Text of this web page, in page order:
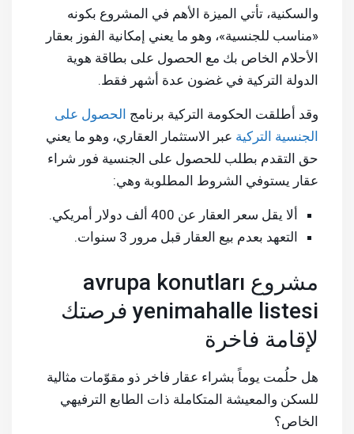
والسكنية، تأتي الميزة الأهم في المشروع بكونه
«مناسب للجنسية»، وهو ما يعني إمكانية الفوز بعقار
الأحلام الخاص بك مع الحصول على بطاقة هوية
الدولة التركية في غضون عدة أشهر فقط.
وقد أطلقت الحكومة التركية برنامج الحصول على
الجنسية التركية عبر الاستثمار العقاري، وهو ما يعني
حق التقدم بطلب للحصول على الجنسية فور شراء
عقار يستوفي الشروط المطلوبة وهي:
ألا يقل سعر العقار عن 400 ألف دولار أمريكي.
التعهد بعدم بيع العقار قبل مرور 3 سنوات.
مشروع avrupa konutları
yenimahalle listesi فرصتك
لإقامة فاخرة
هل حلُمت يوماً بشراء عقار فاخر ذو مقوّمات مثالية
للسكن والمعيشة المتكاملة ذات الطابع الترفيهي
الخاص؟